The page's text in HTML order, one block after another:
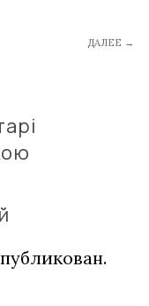
ДАЛЕЕ →